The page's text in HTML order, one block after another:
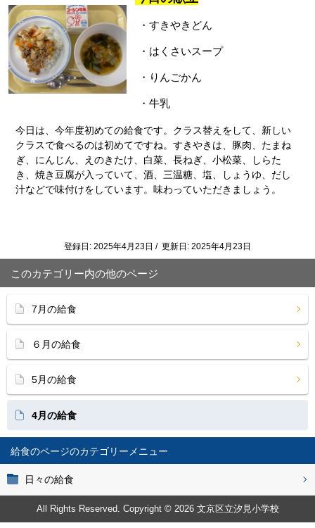
給食のページ
日々の給食
・すきやきどん
・はくさいスープ
・りんごかん
・牛乳
今日は、今年度初めての給食です。クラス替えをして、新しい
クラスで食べるのは初めてですね。すきやきは、豚肉、たまね
ぎ、にんじん、えのきたけ、白菜、長ねぎ、小松菜、しらた
き、焼き豆腐が入っていて、酒、三温糖、塩、しょうゆ、だし
汁などで味付けをしています。味わっていただきましょう。
登録日: 2025年4月23日 / 更新日: 2025年4月23日
このカテゴリー内の他のページ
7月の給食
６月の給食
5月の給食
4月の給食
All Rights Reserved. Copyright © 2026 文京区立汐見小学校